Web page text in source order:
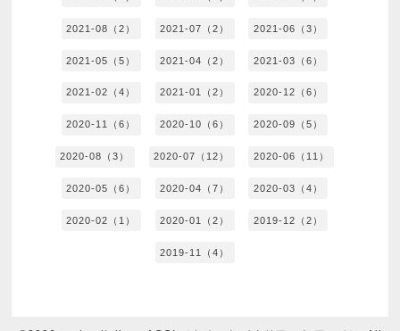
2021-08（2） 2021-07（2） 2021-06（3）
2021-05（5） 2021-04（2） 2021-03（6）
2021-02（4） 2021-01（2） 2020-12（6）
2020-11（6） 2020-10（6） 2020-09（5）
2020-08（3） 2020-07（12） 2020-06（11）
2020-05（6） 2020-04（7） 2020-03（4）
2020-02（1） 2020-01（2） 2019-12（2）
2019-11（4）